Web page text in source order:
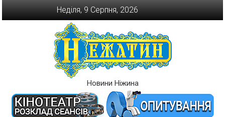
Неділя, 9 Серпня, 2026
Новини Ніжина